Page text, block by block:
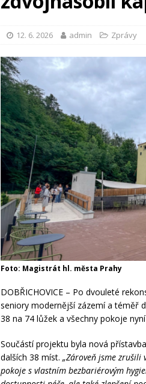
12. 6. 2026 admin Zprávy
Foto: Magistrát hl. města Prahy
DOBŘICHOVICE – Po dvouleté
seniory modernější zázemí a téměř
38 na 74 lůžek a všechny pokoje
Součástí projektu byla nová
dalších 38 míst.„Zároveň jsme zrušili
pokoje s vlastním bezbariérovým